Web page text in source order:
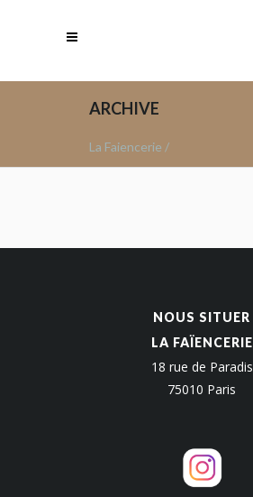
ARCHIVE
La Faiencerie /
NOUS SITUER
LA FAÏENCERIE
18 rue de Paradis
75010 Paris